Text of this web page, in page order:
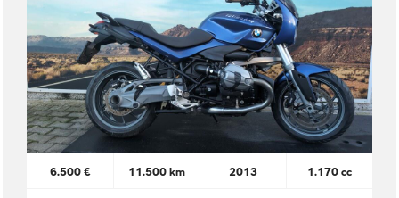
6.500 € 11.500 km 2013 1.170 cc